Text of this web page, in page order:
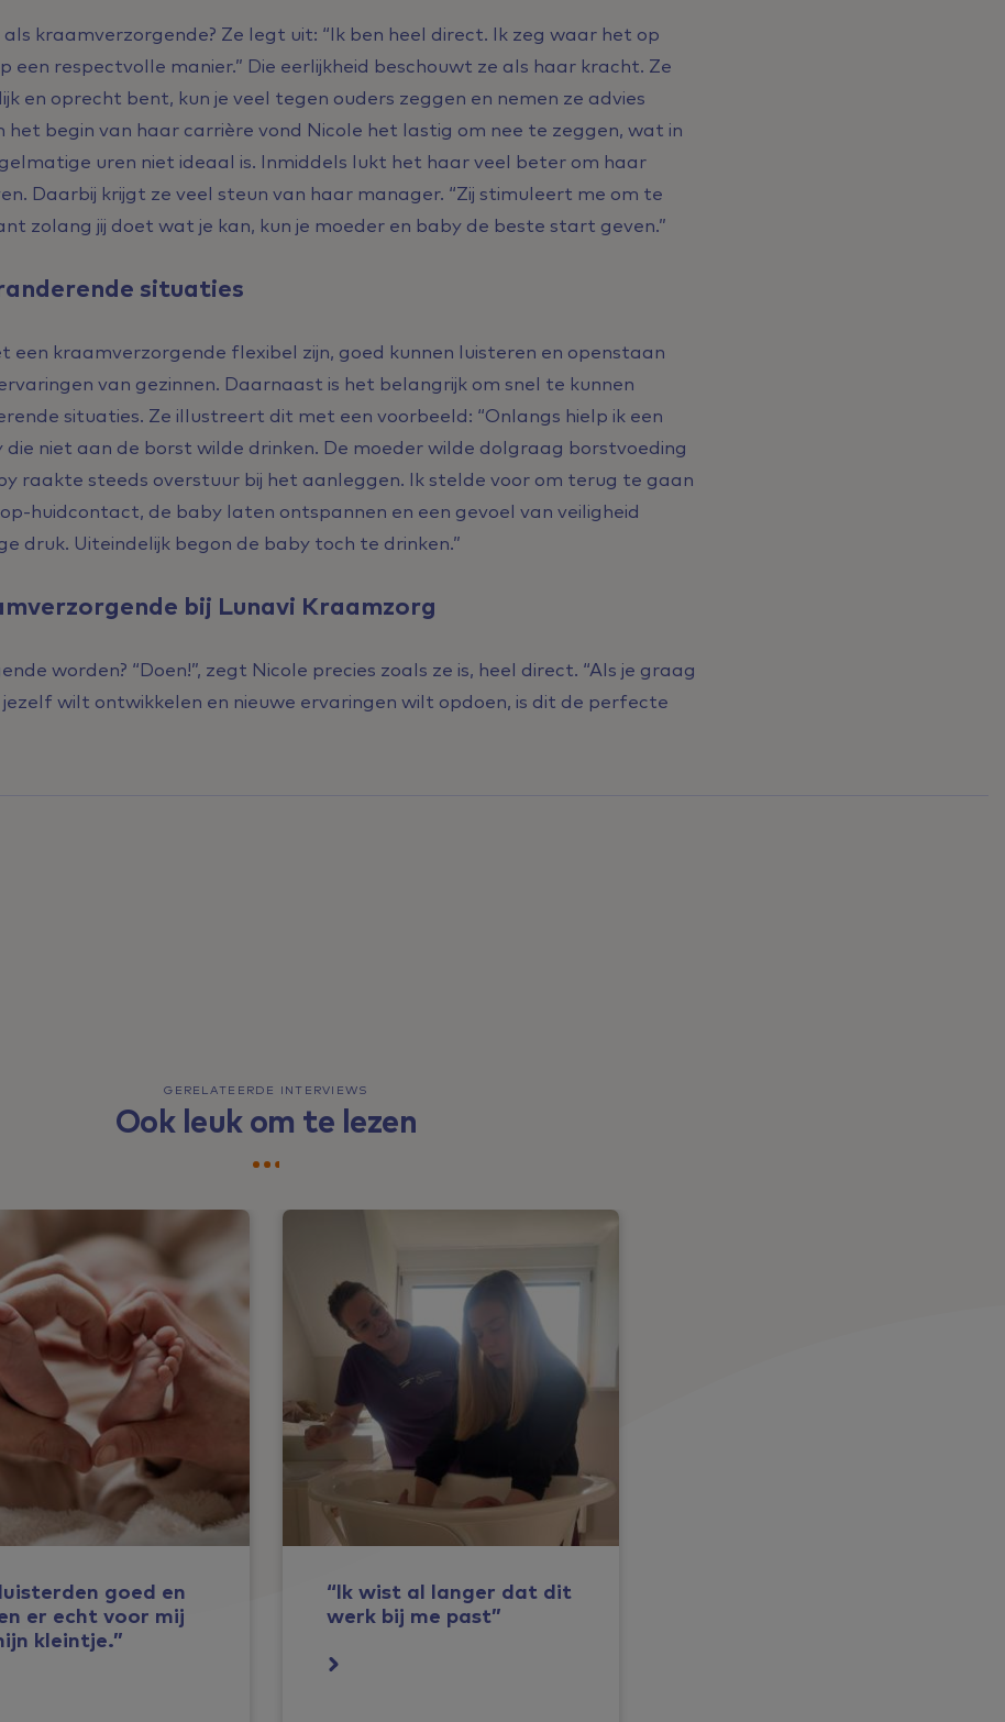
kraamverzorgende? Ze legt uit: “Ik ben heel direct. Ik zeg waar het op
een respectvolle manier.” Die eerlijkheid beschouwt ze als haar kracht. Ze
en oprecht bent, kun je veel tegen ouders zeggen en nemen ze advies
het begin van haar carrière vond Nicole het lastig om nee te zeggen, wat in
uren niet ideaal is. Inmiddels lukt het haar veel beter om haar
Daarbij krijgt ze veel steun van haar manager. “Zij stimuleert me om te
zolang jij doet wat je kan, kun je moeder en baby de beste start geven.”
situaties
een kraamverzorgende flexibel zijn, goed kunnen luisteren en openstaan
van gezinnen. Daarnaast is het belangrijk om snel te kunnen
situaties. Ze illustreert dit met een voorbeeld: “Onlangs hielp ik een
die niet aan de borst wilde drinken. De moeder wilde dolgraag borstvoeding
raakte steeds overstuur bij het aanleggen. Ik stelde voor om terug te gaan
huidcontact, de baby laten ontspannen en een gevoel van veiligheid
druk. Uiteindelijk begon de baby toch te drinken.”
bij Lunavi Kraamzorg
worden? “Doen!”, zegt Nicole precies zoals ze is, heel direct. “Als je graag
wilt ontwikkelen en nieuwe ervaringen wilt opdoen, is dit de perfecte
GERELATEERDE INTERVIEWS
Ook leuk om te lezen
goed en
er echt voor mij
kleintje.”
“Ik wist al langer dat dit
werk bij me past”